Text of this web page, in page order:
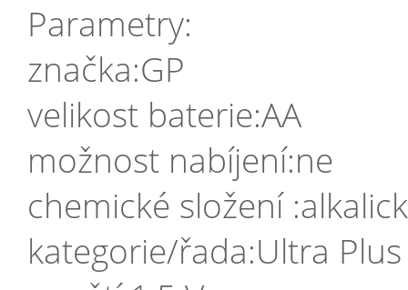
Parametry:
značka:GP
velikost baterie:AA
možnost nabíjení:ne
chemické složení
kategorie/řada:Ultra